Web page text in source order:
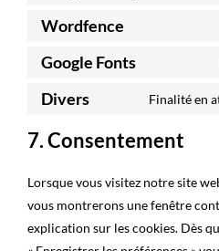
Wordfence
Google Fonts
Divers Finalité en
7. Consentement
Lorsque vous visitez notre site
vous montrerons une fenêtre
explication sur les cookies. Dès